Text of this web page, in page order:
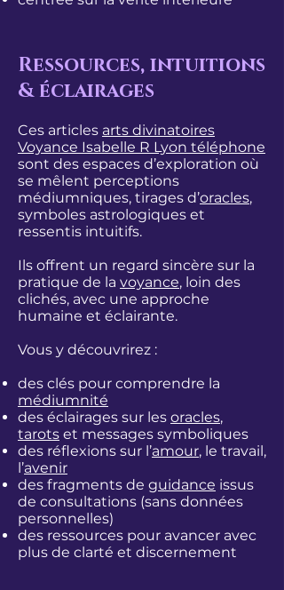
Ressources, intuitions
& éclairages
Ces articles arts divinatoires
Voyance Isabelle R Lyon téléphone
sont des espaces d’exploration où
se mêlent perceptions
médiumniques, tirages d’oracles,
symboles astrologiques et
ressentis intuitifs.
Ils offrent un regard sincère sur la
pratique de la voyance, loin des
clichés, avec une approche
humaine et éclairante.
Vous y découvrirez :
des clés pour comprendre la
médiumnité
des éclairages sur les oracles,
tarots et messages symboliques
des réflexions sur l’amour, le travail,
l’avenir
des fragments de guidance issus
de consultations (sans données
personnelles)
des ressources pour avancer avec
plus de clarté et discernement